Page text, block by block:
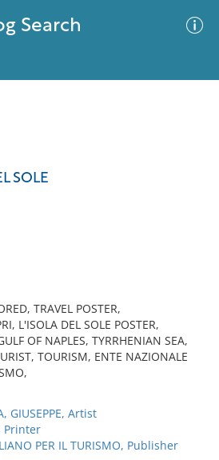
Search
SOLE
TRAVEL POSTER,
L'ISOLA DEL SOLE POSTER,
OF NAPLES, TYRRHENIAN SEA,
TOURISM, ENTE NAZIONALE
GIUSEPPE, Artist
Printer
PER IL TURISMO, Publisher